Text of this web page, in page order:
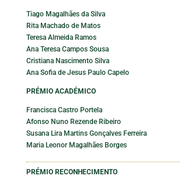
Tiago Magalhães da Silva
Rita Machado de Matos
Teresa Almeida Ramos
Ana Teresa Campos Sousa
Cristiana Nascimento Silva
Ana Sofia de Jesus Paulo Capelo
PRÉMIO ACADÉMICO
Francisca Castro Portela
Afonso Nuno Rezende Ribeiro
Susana Lira Martins Gonçalves Ferreira
Maria Leonor Magalhães Borges
PRÉMIO RECONHECIMENTO